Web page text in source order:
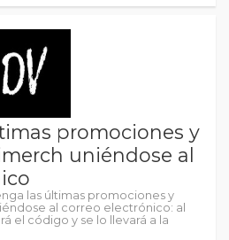
promociones y
uniéndose al
las últimas promociones y
al correo electrónico: al
el código y se lo llevará a la